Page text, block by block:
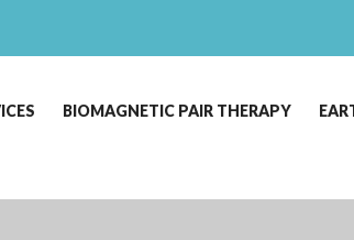
BIOMAGNETIC PAIR THERAPY